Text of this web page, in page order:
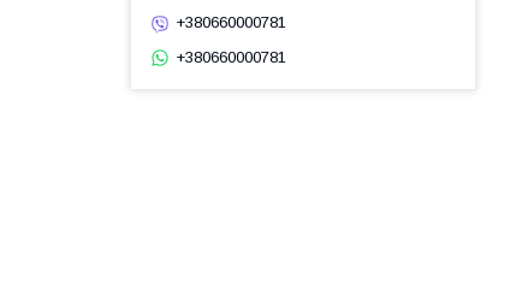
+380660000781
+380660000781